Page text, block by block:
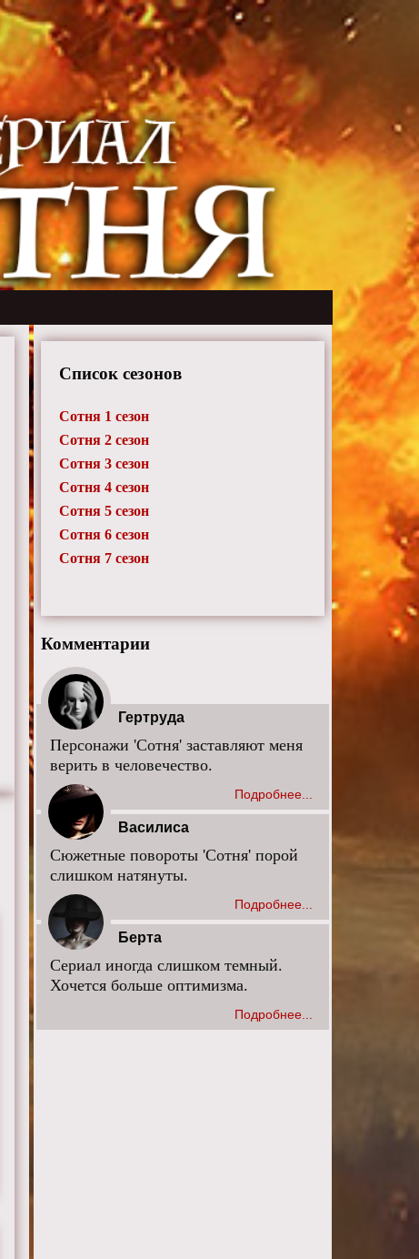
Список сезонов
Сотня 1 сезон
Сотня 2 сезон
Сотня 3 сезон
Сотня 4 сезон
Сотня 5 сезон
Сотня 6 сезон
Сотня 7 сезон
Комментарии
Гертруда
Персонажи 'Сотня' заставляют меня
верить в человечество.
Подробнее...
Василиса
Сюжетные повороты 'Сотня' порой
слишком натянуты.
Подробнее...
Берта
Сериал иногда слишком темный.
Хочется больше оптимизма.
Подробнее...